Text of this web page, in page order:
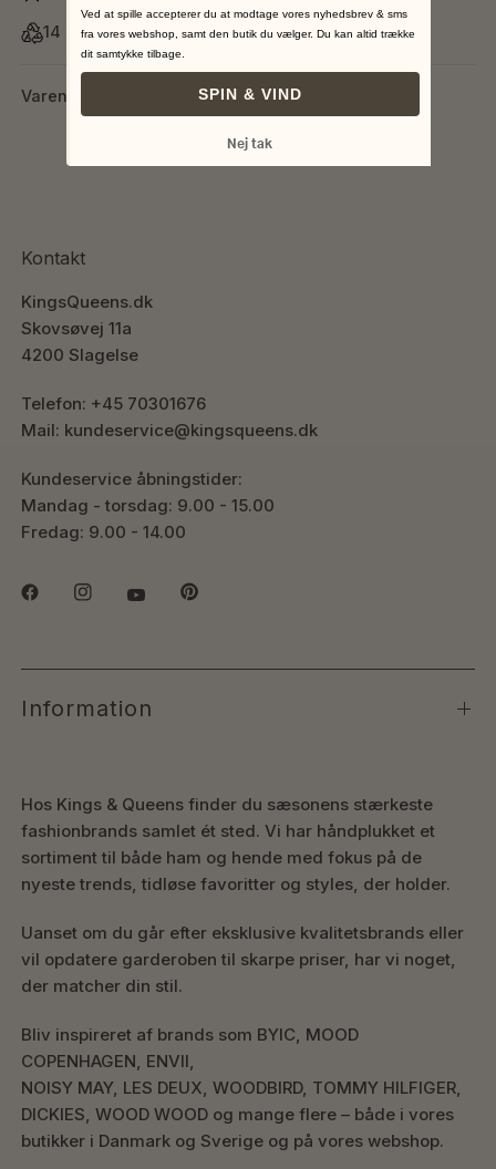
14 dages fuld returret
Varenummer: 2516-301-BLACK-S
Kontakt
KingsQueens.dk
Skovsøvej 11a
4200 Slagelse
Telefon: +45 70301676
Mail: kundeservice@kingsqueens.dk
Kundeservice åbningstider:
Mandag - torsdag: 9.00 - 15.00
Fredag: 9.00 - 14.00
Information
Hos Kings & Queens finder du sæsonens stærkeste
fashionbrands samlet ét sted. Vi har håndplukket et
sortiment til både ham og hende med fokus på de
nyeste trends, tidløse favoritter og styles, der holder.
Uanset om du går efter eksklusive kvalitetsbrands eller
vil opdatere garderoben til skarpe priser, har vi noget,
der matcher din stil.
Bliv inspireret af brands som BYIC, MOOD
COPENHAGEN, ENVII,
NOISY MAY, LES DEUX, WOODBIRD, TOMMY HILFIGER,
DICKIES, WOOD WOOD og mange flere – både i vores
butikker i Danmark og Sverige og på vores webshop.
Ved at spille accepterer du at modtage vores nyhedsbrev & sms
fra vores webshop, samt den butik du vælger. Du kan altid trække
dit samtykke tilbage.
SPIN & VIND
Nej tak